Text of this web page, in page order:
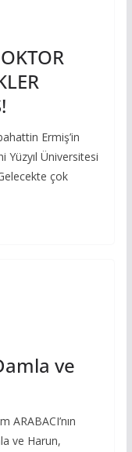
Ermiş’in
Yüzyıl Üniversitesi
çok
ve
ARABACI’nın
ve Harun,